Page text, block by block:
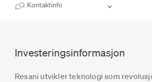
Kontaktinfo
Scroll ned til
Investeringsinformasjon
Resani utvikler teknologi som